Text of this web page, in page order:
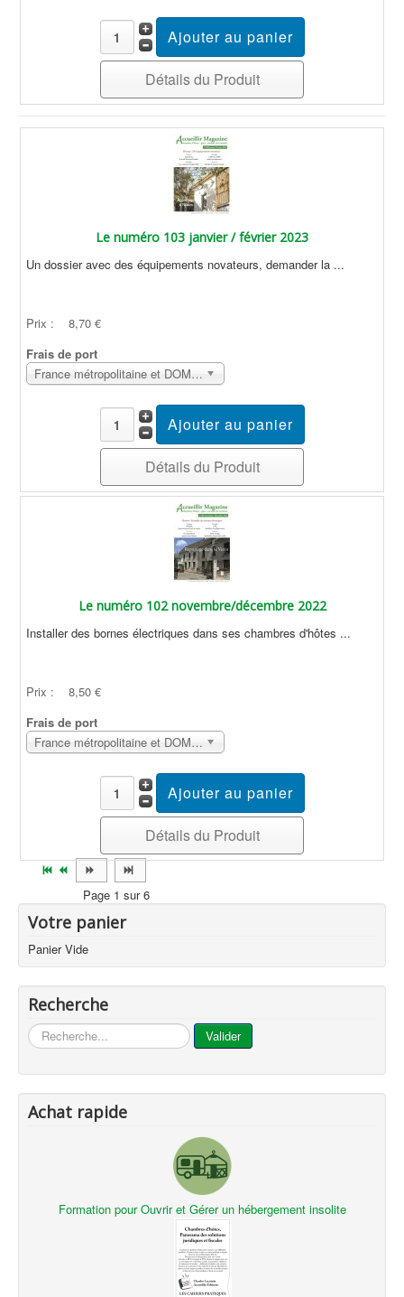
Détails du Produit
Le numéro 103 janvier / février 2023
Un dossier avec des équipements novateurs, demander la ...
Prix :
8,70 €
Frais de port
France métropolitaine et DOM Sans surcoût
Détails du Produit
Le numéro 102 novembre/décembre 2022
Installer des bornes électriques dans ses chambres d'hôtes ...
Prix :
8,50 €
Frais de port
France métropolitaine et DOM Sans surcoût
Détails du Produit
Page 1 sur 6
Votre panier
Panier Vide
Recherche
... Valider
Achat rapide
Formation pour Ouvrir et Gérer un hébergement insolite